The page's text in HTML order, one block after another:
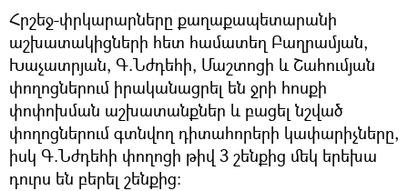
Հրշեջ-փրկարարները քաղաքապետարանի
աշխատակիցների հետ համատեղ Բաղրամյան,
Խաչատրյան, Գ.Նժդեհի, Մաշտոցի և Շահումյան
փողոցներում իրականացրել են ջրի հոսքի
փոփոխման աշխատանքներ և բացել նշված
փողոցներում գտնվող դիտահորերի կափարիչները,
իսկ Գ.Նժդեհի փողոցի թիվ 3 շենքից մեկ երեխա
դուրս են բերել շենքից: